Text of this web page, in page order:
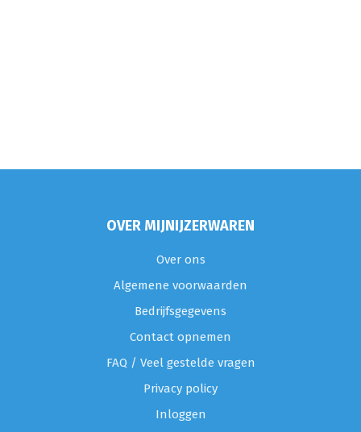
OVER MIJNIJZERWAREN
Over ons
Algemene voorwaarden
Bedrijfsgegevens
Contact opnemen
FAQ / Veel gestelde vragen
Privacy policy
Inloggen